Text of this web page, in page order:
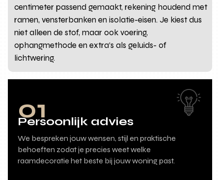
centimeter passend gemaakt, rekening houdend met
ramen, vensterbanken en isolatie-eisen. Je kiest dus
niet alleen de stof, maar ook voering,
ophangmethode en extra’s als geluids- of
lichtwering.
Persoonlijk advies
We bespreken jouw wensen, stijl en praktische
behoeften zodat je precies weet welke
raamdecoratie het beste bij jouw woning past.
01